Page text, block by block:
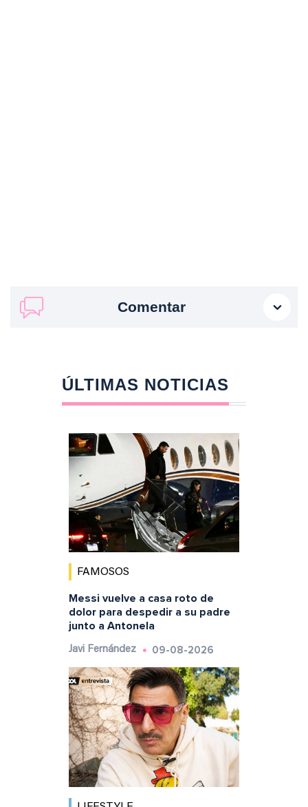
Comentar
ÚLTIMAS NOTICIAS
FAMOSOS
Messi vuelve a casa roto de
dolor para despedir a su padre
junto a Antonela
Javi Fernández 09-08-2026